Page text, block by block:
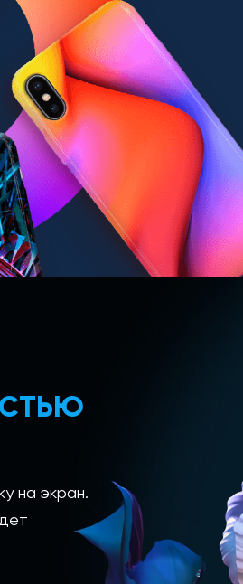
на экран.